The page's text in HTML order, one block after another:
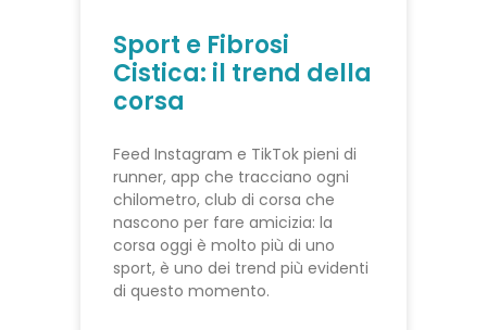
Sport e Fibrosi
Cistica: il trend della
corsa
Feed Instagram e TikTok pieni di
runner, app che tracciano ogni
chilometro, club di corsa che
nascono per fare amicizia: la
corsa oggi è molto più di uno
sport, è uno dei trend più evidenti
di questo momento.